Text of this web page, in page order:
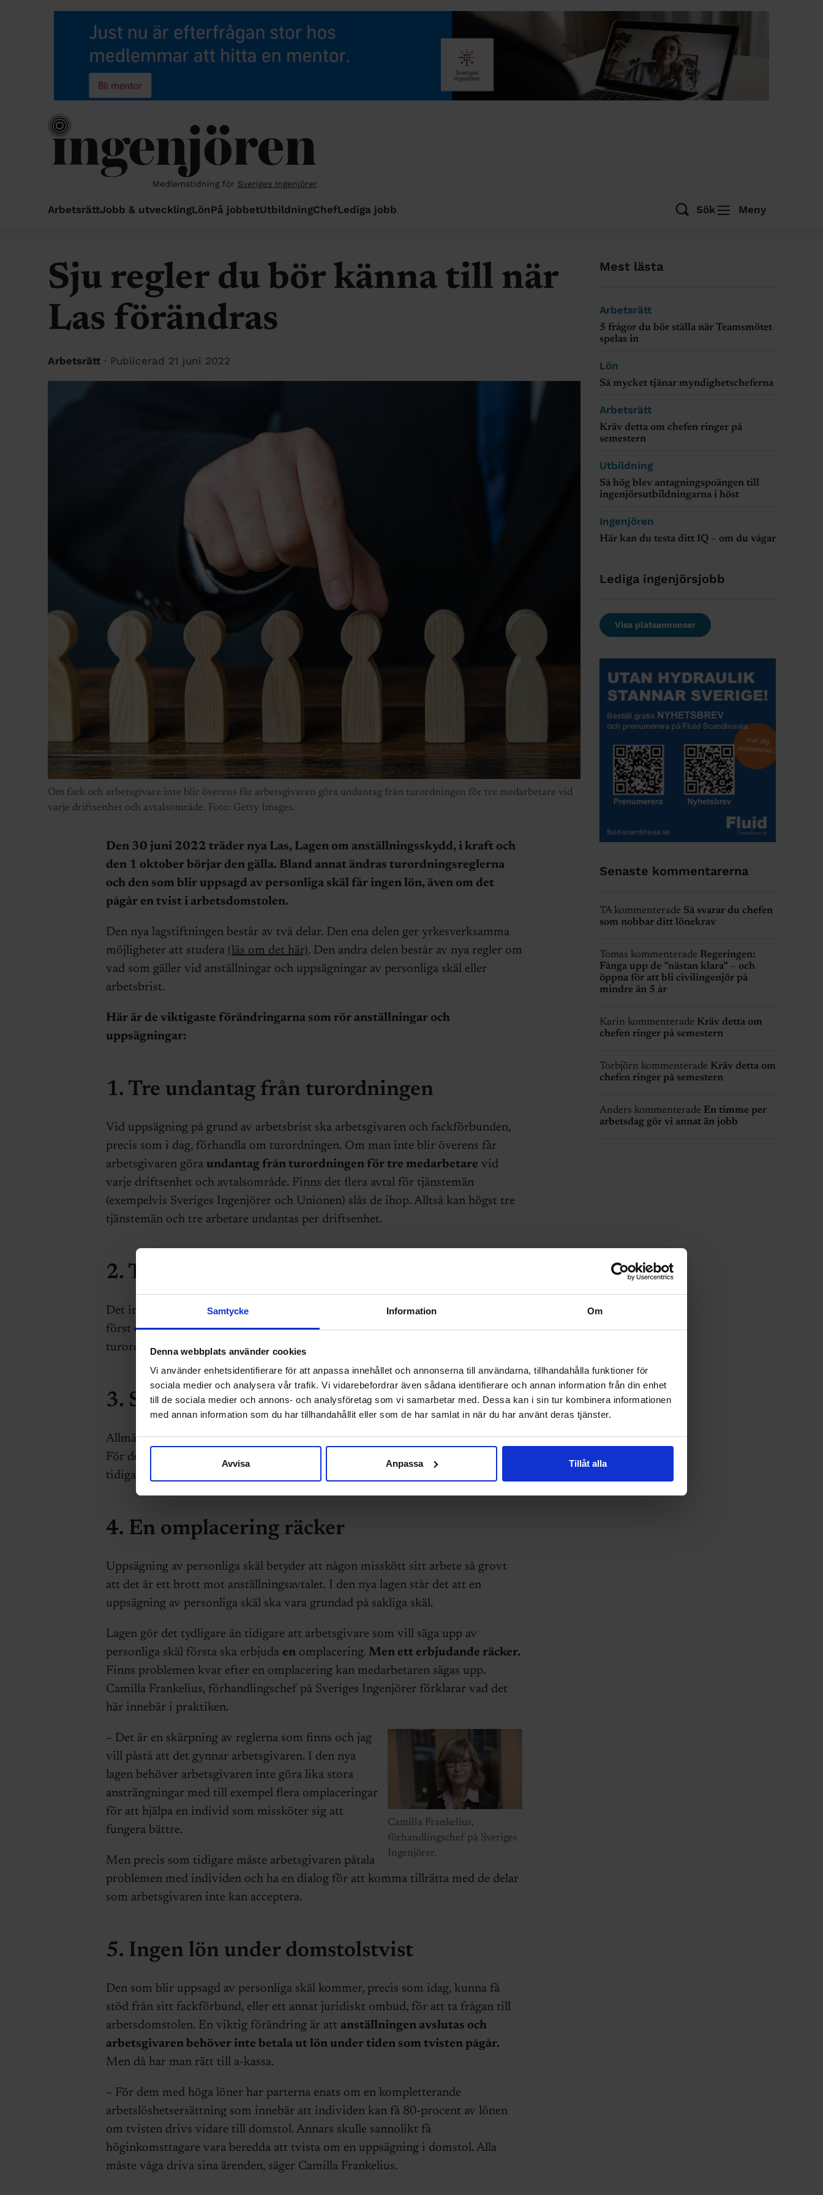
Samtycke Information Om
Denna webbplats använder cookies
Vi använder enhetsidentifierare för att anpassa innehållet och annonserna till användarna, tillhandahålla funktioner för
sociala medier och analysera vår trafik. Vi vidarebefordrar även sådana identifierare och annan information från din enhet
till de sociala medier och annons- och analysföretag som vi samarbetar med. Dessa kan i sin tur kombinera informationen
med annan information som du har tillhandahållit eller som de har samlat in när du har använt deras tjänster.
Avvisa Anpassa Tillåt alla
Medlemstidning för Sveriges Ingenjörer
ArbetsrättJobb & utvecklingLönPå jobbetUtbildningChefLediga jobb Sök Meny
Sju regler du bör känna till när
Las förändras
Arbetsrätt · Publicerad 21 juni 2022
Om fack och arbetsgivare inte blir överens får arbetsgivaren göra undantag från turordningen för tre medarbetare vid
varje driftsenhet och avtalsområde. Foto: Getty Images.
Den 30 juni 2022 träder nya Las, Lagen om anställningsskydd, i kraft och
den 1 oktober börjar den gälla. Bland annat ändras turordningsreglerna
och den som blir uppsagd av personliga skäl får ingen lön, även om det
pågår en tvist i arbetsdomstolen.
Den nya lagstiftningen består av två delar. Den ena delen ger yrkesverksamma
möjligheter att studera (läs om det här). Den andra delen består av nya regler om
vad som gäller vid anställningar och uppsägningar av personliga skäl eller
arbetsbrist.
Här är de viktigaste förändringarna som rör anställningar och
uppsägningar:
1. Tre undantag från turordningen
Vid uppsägning på grund av arbetsbrist ska arbetsgivaren och fackförbunden,
precis som i dag, förhandla om turordningen. Om man inte blir överens får
arbetsgivaren göra undantag från turordningen för tre medarbetare vid
varje driftsenhet och avtalsområde. Finns det flera avtal för tjänstemän
(exempelvis Sveriges Ingenjörer och Unionen) slås de ihop. Alltså kan högst tre
tjänstemän och tre arbetare undantas per driftsenhet.
2. Tre månader till fler undantag
Det införs en gräns på tre månader för nya undantag vid uppsägningar. Alltså
först efter tre månader kan arbetsgivare göra tre nya undantag från
turordningen.
3. Snabbare tillsvidareanställd
Allmän visstidsanställning försvinner och ersätts av särskild visstidsanställning.
För den krävs det nu bara ett år för att övergå i en tillsvidareanställning (från
tidigare två år).
4. En omplacering räcker
Uppsägning av personliga skäl betyder att någon misskött sitt arbete så grovt
att det är ett brott mot anställningsavtalet. I den nya lagen står det att en
uppsägning av personliga skäl ska vara grundad på sakliga skäl.
Lagen gör det tydligare än tidigare att arbetsgivare som vill säga upp av
personliga skäl första ska erbjuda enomplacering. Men ett erbjudande räcker.
Finns problemen kvar efter en omplacering kan medarbetaren sägas upp.
Camilla Frankelius, förhandlingschef på Sveriges Ingenjörer förklarar vad det
här innebär i praktiken.
Camilla Frankelius,
förhandlingschef på Sveriges
Ingenjörer.
– Det är en skärpning av reglerna som finns och jag
vill påstå att det gynnar arbetsgivaren. I den nya
lagen behöver arbetsgivaren inte göra lika stora
ansträngningar med till exempel flera omplaceringar
för att hjälpa en individ som missköter sig att
fungera bättre.
Men precis som tidigare måste arbetsgivaren påtala
problemen med individen och ha en dialog för att komma tillrätta med de delar
som arbetsgivaren inte kan acceptera.
5. Ingen lön under domstolstvist
Den som blir uppsagd av personliga skäl kommer, precis som idag, kunna få
stöd från sitt fackförbund, eller ett annat juridiskt ombud, för att ta frågan till
arbetsdomstolen. En viktig förändring är att anställningen avslutas och
arbetsgivaren behöver inte betala ut lön under tiden som tvisten pågår.
Men då har man rätt till a-kassa.
– För dem med höga löner har parterna enats om en kompletterande
arbetslöshetsersättning som innebär att individen kan få 80-procent av lönen
om tvisten drivs vidare till domstol. Annars skulle sannolikt få
höginkomsttagare vara beredda att tvista om en uppsägning i domstol. Alla
måste våga driva sina ärenden, säger Camilla Frankelius.
Mest lästa
Arbetsrätt
5 frågor du bör ställa när Teamsmötet
spelas in
Lön
Så mycket tjänar myndighetscheferna
Arbetsrätt
Kräv detta om chefen ringer på
semestern
Utbildning
Så hög blev antagningspoängen till
ingenjörsutbildningarna i höst
Ingenjören
Här kan du testa ditt IQ – om du vågar
Lediga ingenjörsjobb
Visa platsannonser
Senaste kommentarerna
TA kommenterade Så svarar du chefen
som nobbar ditt lönekrav
Tomas kommenterade Regeringen:
Fånga upp de ”nästan klara” – och
öppna för att bli civilingenjör på
mindre än 5 år
Karin kommenterade Kräv detta om
chefen ringer på semestern
Torbjörn kommenterade Kräv detta om
chefen ringer på semestern
Anders kommenterade En timme per
arbetsdag gör vi annat än jobb